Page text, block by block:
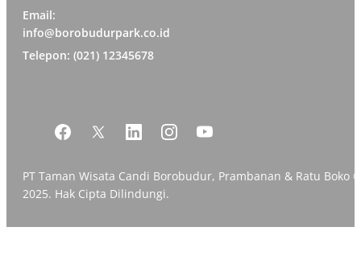
Email:
info@borobudurpark.co.id
Telepon: (021) 12345678
PT Taman Wisata Candi Borobudur, Prambanan & Ratu Boko
2025. Hak Cipta Dilindungi.